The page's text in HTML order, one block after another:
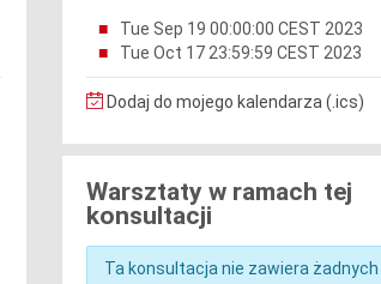
Tue Sep 19 00:00:00 CEST 2023
Tue Oct 17 23:59:59 CEST 2023
Dodaj do mojego kalendarza (.ics)
Warsztaty w ramach tej
konsultacji
Ta konsultacja nie zawiera żadnych